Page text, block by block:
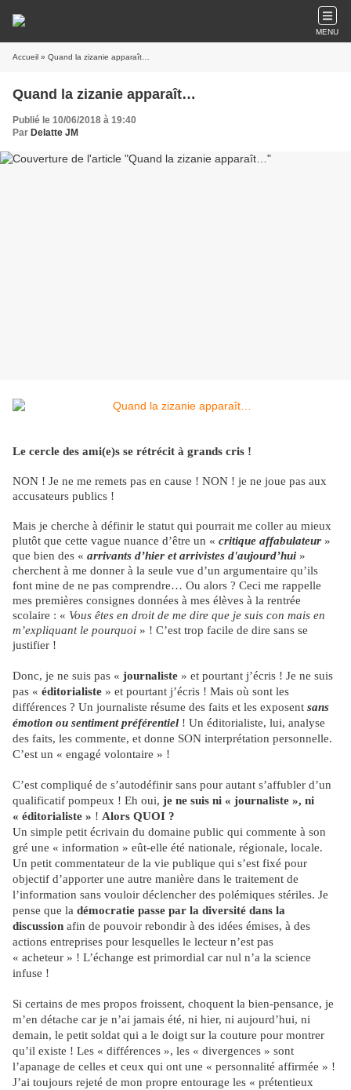
MENU
Accueil » Quand la zizanie apparaît…
Quand la zizanie apparaît…
Publié le 10/06/2018 à 19:40
Par Delatte JM
Le cercle des ami(e)s se rétrécit à grands cris !
NON ! Je ne me remets pas en cause ! NON ! je ne joue pas aux
accusateurs publics !
Mais je cherche à définir le statut qui pourrait me coller au mieux
plutôt que cette vague nuance d’être un « critique affabulateur »
que bien des « arrivants d’hier et arrivistes d'aujourd’hui »
cherchent à me donner à la seule vue d’un argumentaire qu’ils
font mine de ne pas comprendre… Ou alors ? Ceci me rappelle
mes premières consignes données à mes élèves à la rentrée
scolaire : « Vous êtes en droit de me dire que je suis con mais en
m’expliquant le pourquoi » ! C’est trop facile de dire sans se
justifier !
Donc, je ne suis pas « journaliste » et pourtant j’écris ! Je ne suis
pas « éditorialiste » et pourtant j’écris ! Mais où sont les
différences ? Un journaliste résume des faits et les exposent sans
émotion ou sentiment préférentiel ! Un éditorialiste, lui, analyse
des faits, les commente, et donne SON interprétation personnelle.
C’est un « engagé volontaire » !
C’est compliqué de s’autodéfinir sans pour autant s’affubler d’un
qualificatif pompeux ! Eh oui, je ne suis ni « journaliste », ni
« éditorialiste » ! Alors QUOI ?
Un simple petit écrivain du domaine public qui commente à son
gré une « information » eût-elle été nationale, régionale, locale.
Un petit commentateur de la vie publique qui s’est fixé pour
objectif d’apporter une autre manière dans le traitement de
l’information sans vouloir déclencher des polémiques stériles. Je
pense que la démocratie passe par la diversité dans la
discussion afin de pouvoir rebondir à des idées émises, à des
actions entreprises pour lesquelles le lecteur n’est pas
« acheteur » ! L’échange est primordial car nul n’a la science
infuse !
Si certains de mes propos froissent, choquent la bien-pensance, je
m’en détache car je n’ai jamais été, ni hier, ni aujourd’hui, ni
demain, le petit soldat qui a le doigt sur la couture pour montrer
qu’il existe ! Les « différences », les « divergences » sont
l’apanage de celles et ceux qui ont une « personnalité affirmée » !
J’ai toujours rejeté de mon propre entourage les « prétentieux